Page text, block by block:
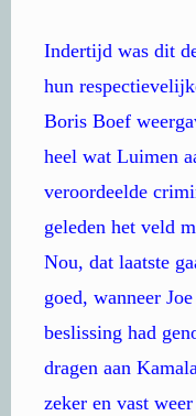
Indertijd was dit
hun
Boris Boef
heel wat Luimen
veroordeelde
geleden het veld
Nou, dat laatste
goed, wanneer
beslissing had
dragen aan
zeker en vast